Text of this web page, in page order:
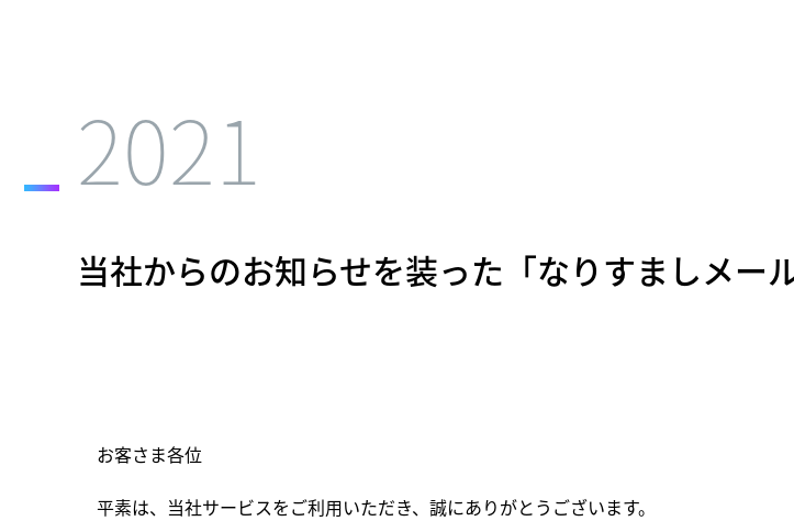
2021
当社からのお知らせを装った「なりすましメー
お客さま各位
平素は、当社サービスをご利用いただき、誠にありがとうございます。